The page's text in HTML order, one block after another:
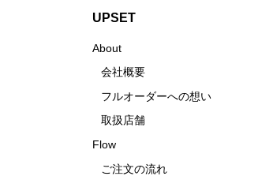
UPSET
About
会社概要
フルオーダーへの想い
取扱店舗
Flow
ご注文の流れ